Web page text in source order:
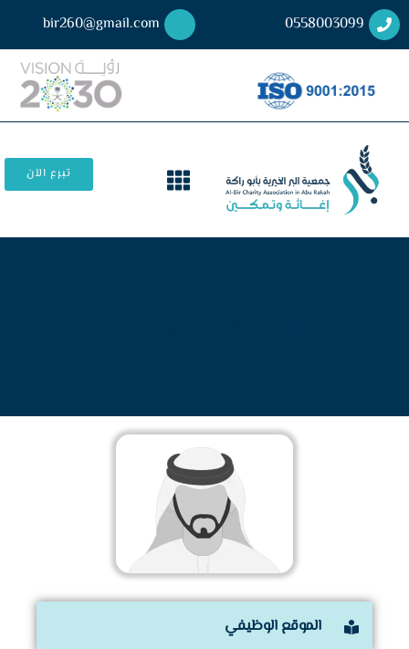
0558003099
bir260@gmail.com
تبرع الآن
الموقع الوظيفي